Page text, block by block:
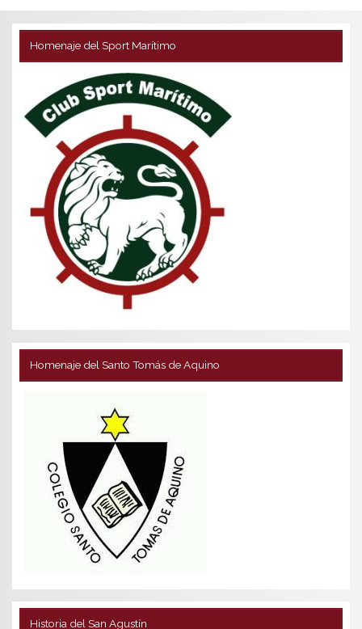
Homenaje del Sport Marítimo
Homenaje del Santo Tomás de Aquino
Historia del San Agustín